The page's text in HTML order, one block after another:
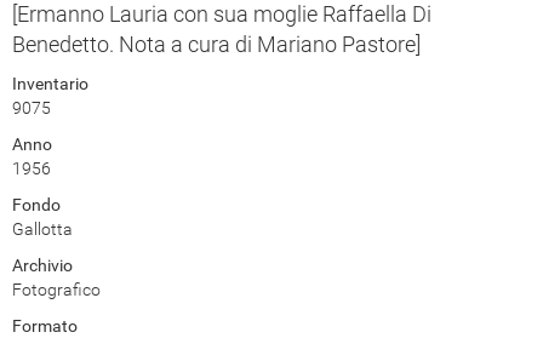
[Ermanno Lauria con sua moglie Raffaella Di
Benedetto. Nota a cura di Mariano Pastore]
Inventario
9075
Anno
1956
Fondo
Gallotta
Archivio
Fotografico
Formato